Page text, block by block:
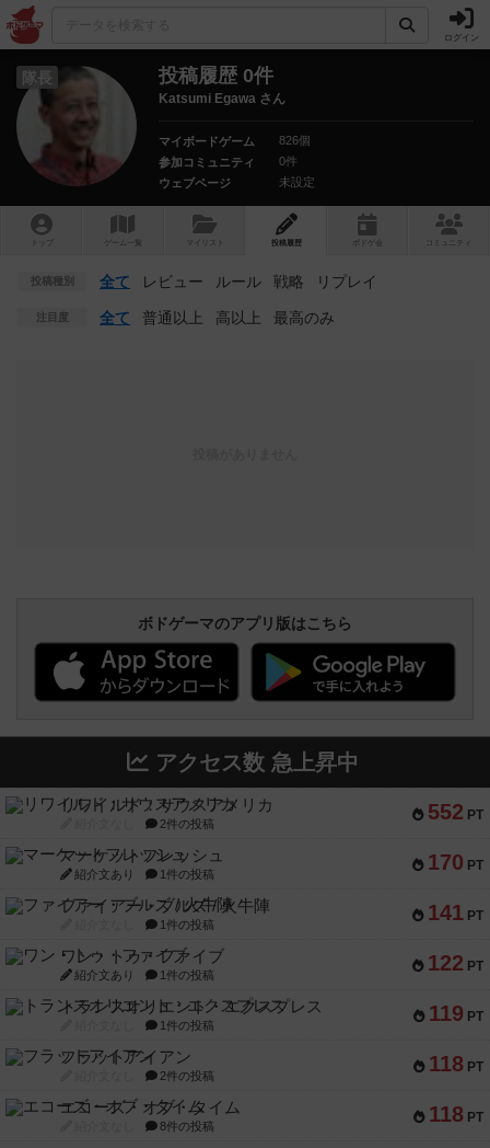
ログイン
隊長 投稿履歴 0件
Katsumi Egawa さん
マイボードゲーム
826個
参加コミュニティ
0件
ウェブページ
未設定
トップ ゲーム一覧 マイリスト 投稿履歴 ボ ドゲ コミュニティ
投稿種別 全て レビュー ルール 戦略 リプレイ
注目度 全て 普通以上 高以上 最高のみ
ボドゲーマのアプリ版はこちら
アクセス数 急上昇中
552 PT
リワイルド：サウスアメリカ
2件の投稿
170 PT
マーケットフレッシュ
紹介文あり 1件の投稿
141 PT
ファイアー・ブルズ / 火牛陣
1件の投稿
122 PT
ワン・トゥ・ファイブ
紹介文あり 1件の投稿
119 PT
トランスオリエント・エクスプレス
1件の投稿
118 PT
フラットアイアン
2件の投稿
118 PT
エコーズ・オブ・タイム
8件の投稿